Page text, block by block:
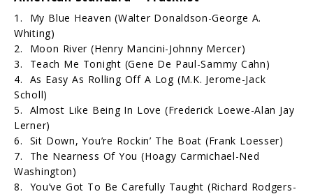
1. My Blue Heaven (Walter Donaldson-George A.
Whiting)
2. Moon River (Henry Mancini-Johnny Mercer)
3. Teach Me Tonight (Gene De Paul-Sammy Cahn)
4. As Easy As Rolling Off A Log (M.K. Jerome-Jack
Scholl)
5. Almost Like Being In Love (Frederick Loewe-Alan Jay
Lerner)
6. Sit Down, You’re Rockin’ The Boat (Frank Loesser)
7. The Nearness Of You (Hoagy Carmichael-Ned
Washington)
8. You’ve Got To Be Carefully Taught (Richard Rodgers-